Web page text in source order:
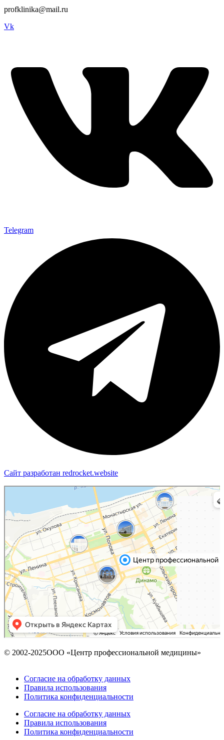
profklinika@mail.ru
Vk
Telegram
Сайт разработан redrocket.website
Яндекс Карты — транспорт, навигация, поиск мест
© 2002-2025ООО «Центр профессиональной медицины»
Согласие на обработку данных
Правила использования
Политика конфиденциальности
Согласие на обработку данных
Правила использования
Политика конфиденциальности